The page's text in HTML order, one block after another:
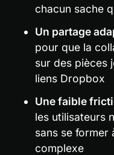
chacun sache
Un partage
pour que la
sur des pièces
liens Dropbox
Une faible
les utilisateurs
sans se former
complexe